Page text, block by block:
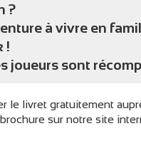
?
à vivre en
!
joueurs sont
le livret gratuitement
sur notre site